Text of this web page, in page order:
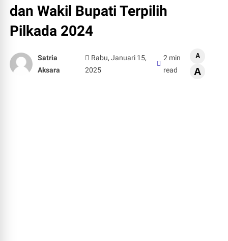
dan Wakil Bupati Terpilih
Pilkada 2024
Satria
Aksara
Rabu, Januari 15,
2025
2 min
read
A
A